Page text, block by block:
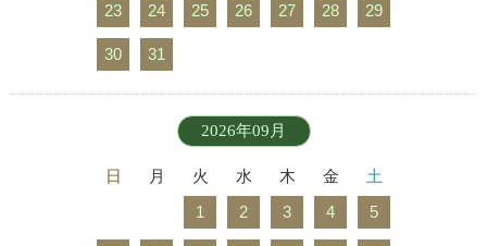
23 24 25 26 27 28 29
30 31
2026年09月
日 月 火 水 木 金
土
1
2 3 4 5